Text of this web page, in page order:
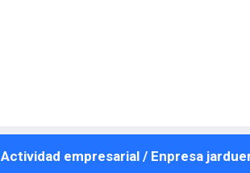
Actividad empresarial / Enpresa